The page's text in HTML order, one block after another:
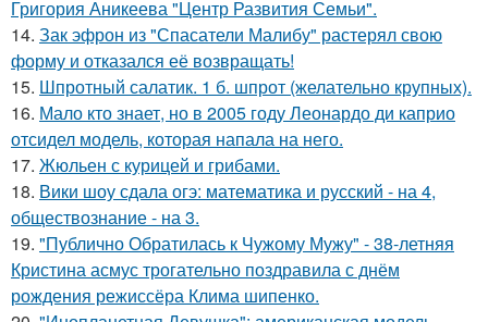
Григория Аникеева "Центр Развития Семьи".
14. Зак эфрон из "Спасатели Малибу" растерял свою
форму и отказался её возвращать!
15. Шпротный салатик. 1 б. шпрот (желательно крупных).
16. Мало кто знает, но в 2005 году Леонардо ди каприо
отсидел модель, которая напала на него.
17. Жюльен с курицей и грибами.
18. Вики шоу сдала огэ: математика и русский - на 4,
обществознание - на 3.
19. "Публично Обратилась к Чужому Мужу" - 38-летняя
Кристина асмус трогательно поздравила с днём
рождения режиссёра Клима шипенко.